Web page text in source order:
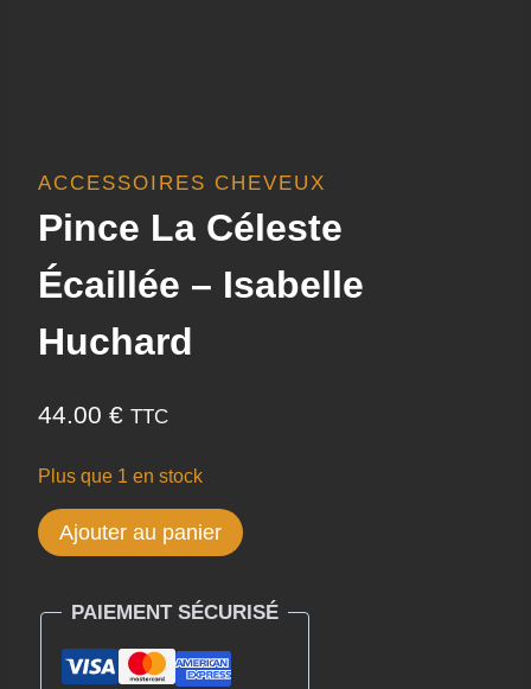
ACCESSOIRES CHEVEUX
Pince La Céleste
Écaillée – Isabelle
Huchard
44.00 € TTC
Plus que 1 en stock
quantité
de
La
Céleste
Écaillée
Ajouter au panier
PAIEMENT SÉCURISÉ